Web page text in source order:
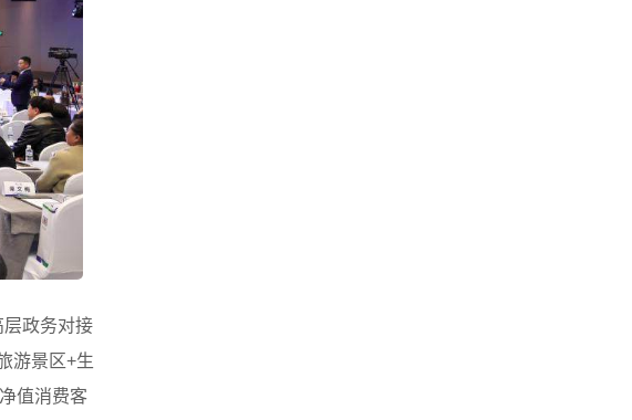
层政务对接
游景区+生
值消费客